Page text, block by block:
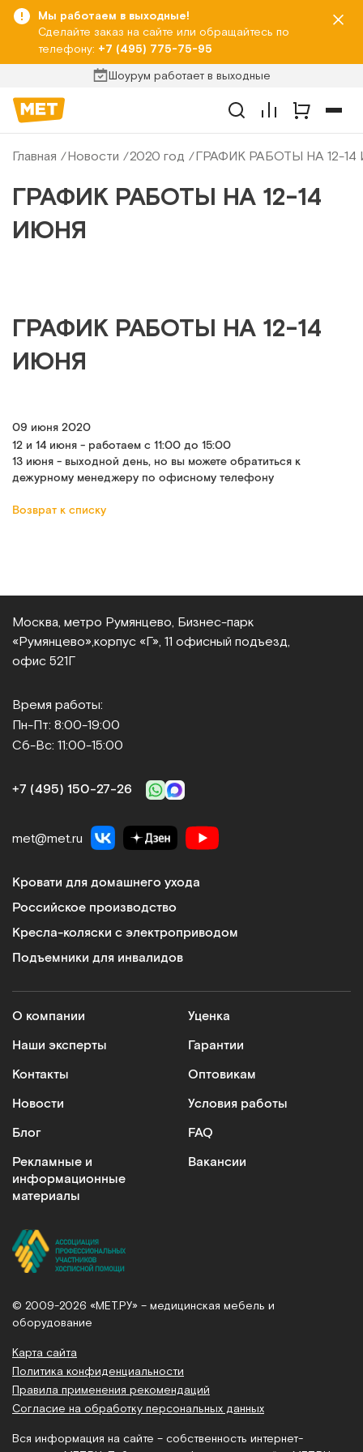
Мы работаем в выходные!
Сделайте заказ на сайте или обращайтесь по
телефону: +7 (495) 775-75-95
Шоурум работает в выходные
Главная Новости 2020 год ГРАФИК РАБОТЫ НА 12-
ГРАФИК РАБОТЫ НА 12-14
ИЮНЯ
ГРАФИК РАБОТЫ НА 12-14
ИЮНЯ
09 июня 2020
12 и 14 июня - работаем с 11:00 до 15:00
13 июня - выходной день, но вы можете обратиться к
дежурному менеджеру по офисному телефону
Возврат к списку
Москва, метро Румянцево, Бизнес‑парк
«Румянцево», корпус «Г», 11 офисный подъезд,
офис 521Г
Время работы:
Пн-Пт: 8:00-19:00
Сб-Вс: 11:00-15:00
+7 (495) 150‑27‑26
met@met.ru
Кровати для домашнего ухода
Российское производство
Кресла-коляски с электроприводом
Подъемники для инвалидов
О компании
Наши эксперты
Контакты
Новости
Блог
Рекламные и
информационные
материалы
Уценка
Гарантии
Оптовикам
Условия работы
FAQ
Вакансии
© 2009-2026 «МЕТ.РУ» – медицинская мебель и
оборудование
Карта сайта
Политика конфиденциальности
Правила применения рекомендаций
Согласие на обработку персональных данных
Вся информация на сайте – собственность интернет-